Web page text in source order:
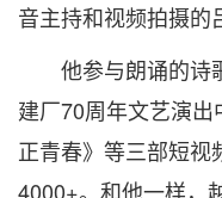
音主持和视频拍摄的
他参与朗诵的诗
建厂70周年文艺演
正青春》等三部短视
4000+。和他一样，